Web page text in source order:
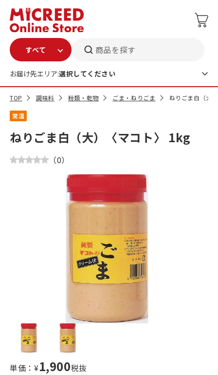
商品を探す
お届け先エリア:選択してください
TOP 調味料 粉類・乾物 ごま・ねりごま ねりごま白（大
常温
ねりごま白（大）〈マコト〉 1kg
（0）
単価：¥1,900税抜